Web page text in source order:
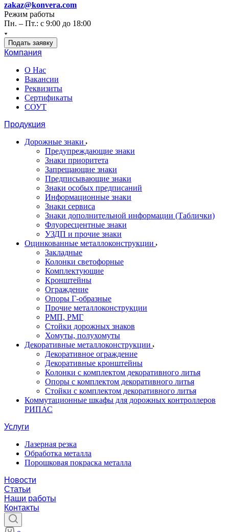
zakaz@konvera.com
Режим работы
Пн. – Пт.: с 9:00 до 18:00
Подать заявку
Компания
О Нас
Вакансии
Реквизиты
Сертификаты
СОУТ
Продукция
Дорожные знаки
Предупреждающие знаки
Знаки приоритета
Запрещающие знаки
Предписывающие знаки
Знаки особых предписаний
Информационные знаки
Знаки сервиса
Знаки дополнительной информации (Таблички)
Флуоресцентные знаки
УЗДП и прочие знаки
Оцинкованные металлоконструкции
Закладные
Колонки светофорные
Комплектующие
Кронштейны
Ограждение
Опоры Г-образные
Прочие металлоконструкции
РМП, РМГ
Стойки дорожных знаков
Хомуты, полухомуты
Декоративные металлоконструкции
Декоративное ограждение
Декоративные кронштейны
Колонки с комплектом декоративного литья
Опоры с комплектом декоративного литья
Стойки с комплектом декоративного литья
Коммутационные шкафы для дорожных контроллеров
РИПАС
Услуги
Лазерная резка
Обработка металла
Порошковая покраска металла
Новости
Статьи
Наши работы
Контакты